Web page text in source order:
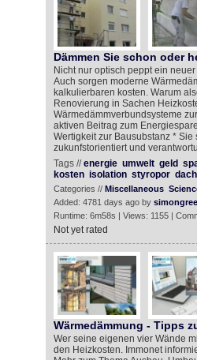
Dämmen Sie schon oder
Nicht nur optisch peppt ein
Auch sorgen moderne
kalkulierbaren kosten. Warum
Renovierung in Sachen
Wärmedämmverbundsysteme
aktiven Beitrag zum
Wertigkeit zur Bausubstanz *
zukunfstorientiert und
Tags //energie umwelt geld
kosten isolation styropor dach
Categories // Miscellaneous
Added: 4781 days ago by
Runtime: 6m58s | Views: 1155 |
Not yet rated
Wärmedämmung - Tipps
Wer seine eigenen vier Wände
den Heizkosten. Immonet